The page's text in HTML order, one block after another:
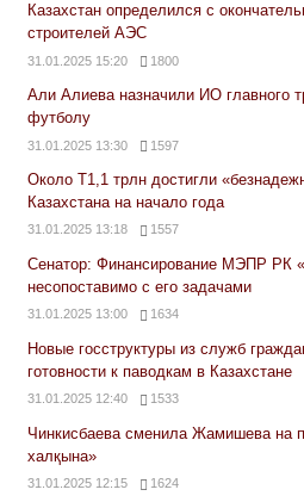
Казахстан определился с
строителей АЭС
31.01.2025 15:20 1800
Али Алиева назначили ИО главного
футболу
31.01.2025 13:30 1597
Около Т1,1 трлн достигли
Казахстана на начало года
31.01.2025 13:18 1557
Сенатор: Финансирование МЭПР РК
несопоставимо с его задачами
31.01.2025 13:00 1634
Новые госструктуры из служб
готовности к паводкам в Казахстане
31.01.2025 12:40 1533
Чинкисбаева сменила Жамишева на
халқына»
31.01.2025 12:15 1624